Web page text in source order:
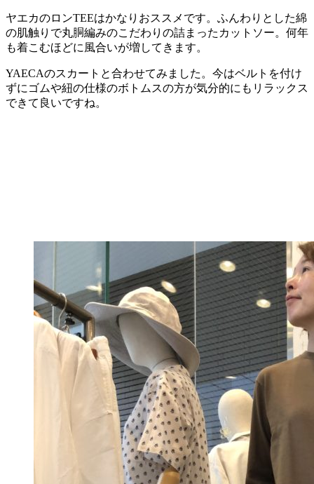
ヤエカのロンTEEはかなりおススメです。ふんわりとした綿
の肌触りで丸胴編みのこだわりの詰まったカットソー。何年
も着こむほどに風合いが増してきます。
YAECAのスカートと合わせてみました。今はベルトを付け
ずにゴムや紐の仕様のボトムスの方が気分的にもリラックス
できて良いですね。